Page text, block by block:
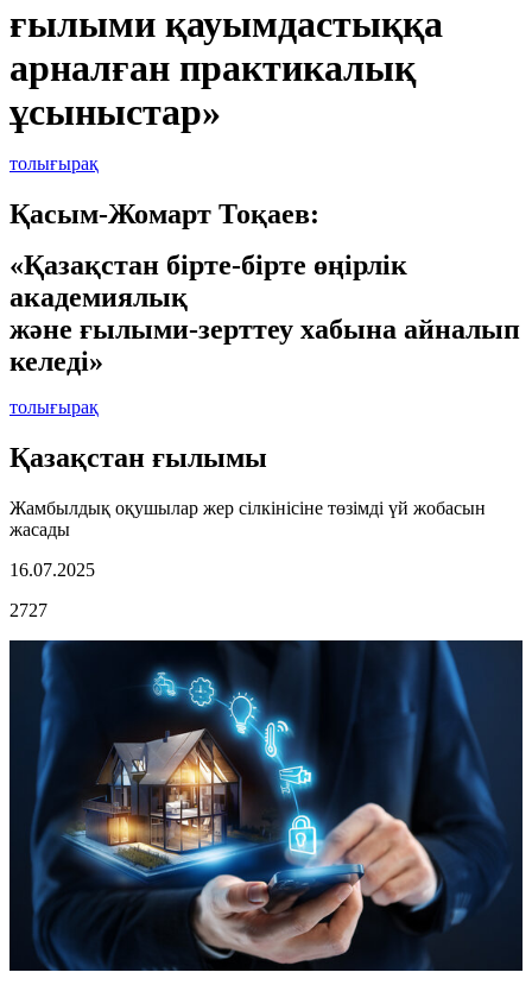
ғылыми қауымдастыққа
арналған практикалық
ұсыныстар»
толығырақ
Қасым-Жомарт Тоқаев:
«Қазақстан бірте-бірте өңірлік
академиялық
және ғылыми-зерттеу хабына айналып
келеді»
толығырақ
Қазақстан ғылымы
Жамбылдық оқушылар жер сілкінісіне төзімді үй жобасын
жасады
16.07.2025
2727